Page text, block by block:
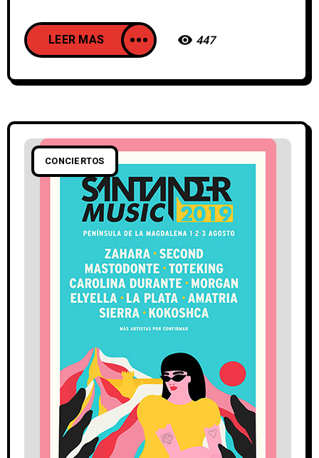
LEER MAS 447
CONCIERTOS